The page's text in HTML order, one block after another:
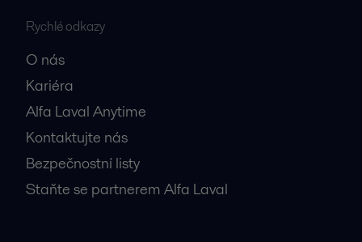
Rychlé odkazy
O nás
Kariéra
Alfa Laval Anytime
Kontaktujte nás
Bezpečnostní listy
Staňte se partnerem Alfa Laval